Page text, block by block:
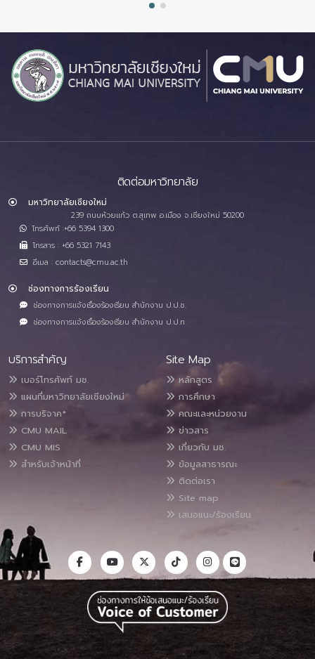
ติดต่อมหาวิทยาลัย
มหาวิทยาลัยเชียงใหม่
239 ถนนห้วยแก้ว ต.สุเทพ อ.เมือง จ.เชียงใหม่ 50200
โทรศัพท์ :+66 5394 1300
โทรสาร : +66 5321 7143
อีเมล : contacts@cmu.ac.th
ช่องทางการร้องเรียน
ช่องทางการแจ้งเรื่องร้องเรียน สำนักงาน ป.ป.ช.
ช่องทางการแจ้งเรื่องร้องเรียน สำนักงาน ป.ป.ท.
บริการสำคัญ
เบอร์โทรศัพท์ มช.
แผนที่มหาวิทยาลัยเชียงใหม่
การบริจาค*
CMU MAIL
CMU MIS
สำหรับเจ้าหน้าที่
Site Map
หลักสูตร
การศึกษา
คณะและหน่วยงาน
ข่าวสาร
เกี่ยวกับ มช.
ข้อมูลสาธารณะ
ติดต่อเรา
Site map
เสนอแนะ/ร้องเรียน